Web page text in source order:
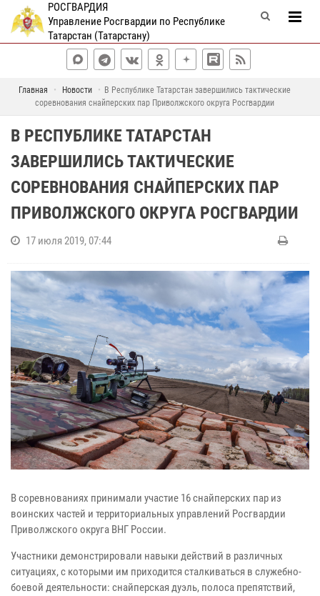
РОСГВАРДИЯ
Управление Росгвардии по Республике
Татарстан (Татарстану)
Главная Новости
В Республике Татарстан завершились тактические
соревнования снайперских пар Приволжского округа Росгвардии
В РЕСПУБЛИКЕ ТАТАРСТАН
ЗАВЕРШИЛИСЬ ТАКТИЧЕСКИЕ
СОРЕВНОВАНИЯ СНАЙПЕРСКИХ ПАР
ПРИВОЛЖСКОГО ОКРУГА РОСГВАРДИИ
17 июля 2019, 07:44
В соревнованиях принимали участие 16 снайперских пар из
воинских частей и территориальных управлений Росгвардии
Приволжского округа ВНГ России.
Участники демонстрировали навыки действий в различных
ситуациях, с которыми им приходится сталкиваться в служебно-
боевой деятельности: снайперская дуэль, полоса препятствий,